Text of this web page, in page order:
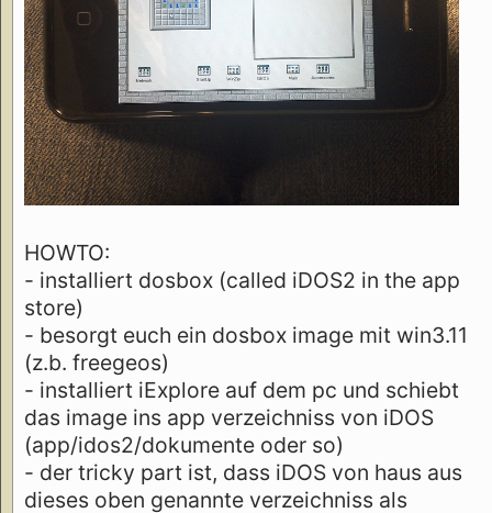
HOWTO:
- installiert dosbox (called iDOS2 in the app
store)
- besorgt euch ein dosbox image mit win3.11
(z.b. freegeos)
- installiert iExplore auf dem pc und schiebt
das image ins app verzeichniss von iDOS
(app/idos2/dokumente oder so)
- der tricky part ist, dass iDOS von haus aus
dieses oben genannte verzeichniss als